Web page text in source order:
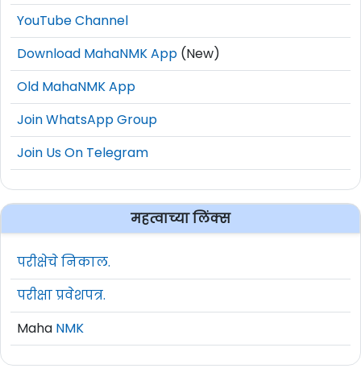
YouTube Channel
Download MahaNMK App (New)
Old MahaNMK App
Join WhatsApp Group
Join Us On Telegram
महत्वाच्या लिंक्स
परीक्षेचे निकाल.
परीक्षा प्रवेशपत्र.
Maha NMK